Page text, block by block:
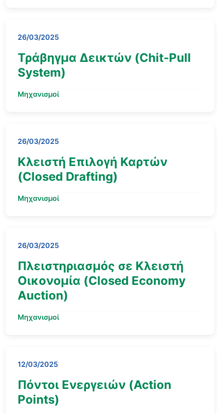
26/03/2025
Τράβηγμα Δεικτών (Chit-Pull
System)
Μηχανισμοί
26/03/2025
Κλειστή Επιλογή Καρτών
(Closed Drafting)
Μηχανισμοί
26/03/2025
Πλειστηριασμός σε Κλειστή
Οικονομία (Closed Economy
Auction)
Μηχανισμοί
12/03/2025
Πόντοι Ενεργειών (Action
Points)